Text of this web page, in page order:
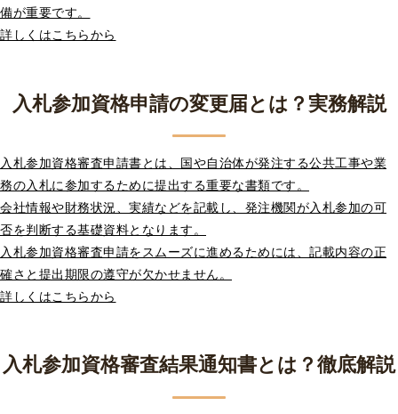
備が重要です。
詳しくはこちらから
入札参加資格申請の変更届とは？実務解説
入札参加資格審査申請書とは、国や自治体が発注する公共工事や業
務の入札に参加するために提出する重要な書類です。
会社情報や財務状況、実績などを記載し、発注機関が入札参加の可
否を判断する基礎資料となります。
入札参加資格審査申請をスムーズに進めるためには、記載内容の正
確さと提出期限の遵守が欠かせません。
詳しくはこちらから
入札参加資格審査結果通知書とは？徹底解説